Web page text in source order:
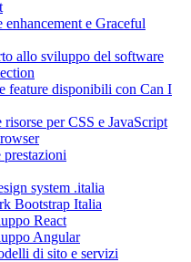
enhancement e Graceful
allo sviluppo del software
feature disponibili con Can I
per CSS e JavaScript
system .italia
Bootstrap Italia
React
Angular
di sito e servizi